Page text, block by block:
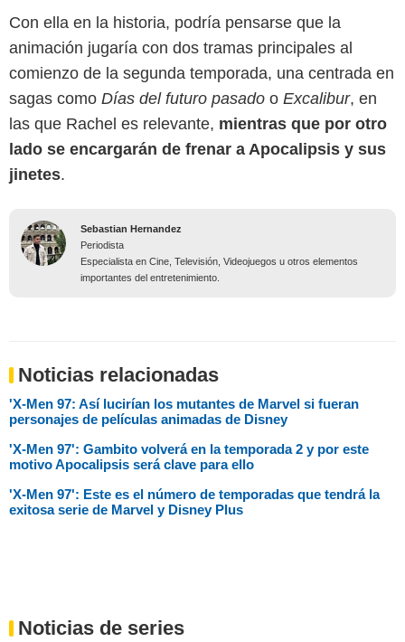
Con ella en la historia, podría pensarse que la
animación jugaría con dos tramas principales al
comienzo de la segunda temporada, una centrada en
sagas como Días del futuro pasado o Excalibur, en
las que Rachel es relevante, mientras que por otro
lado se encargarán de frenar a Apocalipsis y sus
jinetes.
Sebastian Hernandez
Periodista
Especialista en Cine, Televisión, Videojuegos u otros elementos
importantes del entretenimiento.
Noticias relacionadas
'X-Men 97: Así lucirían los mutantes de Marvel si fueran
personajes de películas animadas de Disney
'X-Men 97': Gambito volverá en la temporada 2 y por este
motivo Apocalipsis será clave para ello
'X-Men 97': Este es el número de temporadas que tendrá la
exitosa serie de Marvel y Disney Plus
Noticias de series